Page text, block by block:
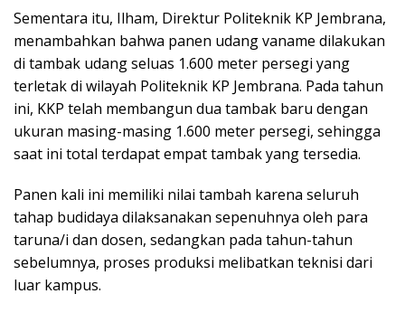
Sementara itu, Ilham, Direktur Politeknik KP Jembrana,
menambahkan bahwa panen udang vaname dilakukan
di tambak udang seluas 1.600 meter persegi yang
terletak di wilayah Politeknik KP Jembrana. Pada tahun
ini, KKP telah membangun dua tambak baru dengan
ukuran masing-masing 1.600 meter persegi, sehingga
saat ini total terdapat empat tambak yang tersedia.
Panen kali ini memiliki nilai tambah karena seluruh
tahap budidaya dilaksanakan sepenuhnya oleh para
taruna/i dan dosen, sedangkan pada tahun-tahun
sebelumnya, proses produksi melibatkan teknisi dari
luar kampus.